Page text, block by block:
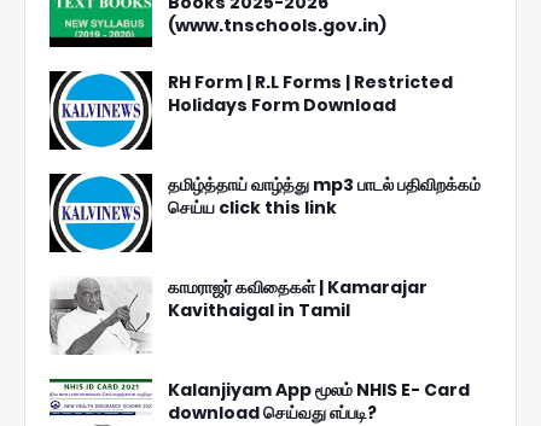
(www.tnschools.gov.in)
RH Form | R.L Forms | Restricted
Holidays Form Download
தமிழ்த்தாய் வாழ்த்து mp3 பாடல் பதிவிறக்கம்
செய்ய click this link
காமராஜர் கவிதைகள் | Kamarajar
Kavithaigal in Tamil
Kalanjiyam App மூலம் NHIS E- Card
download செய்வது எப்படி?